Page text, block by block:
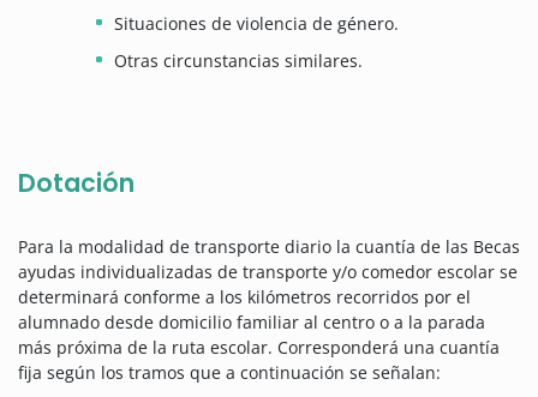
Situaciones de violencia de género.
Otras circunstancias similares.
Dotación
Para la modalidad de transporte diario la cuantía de las Becas
ayudas individualizadas de transporte y/o comedor escolar se
determinará conforme a los kilómetros recorridos por el
alumnado desde domicilio familiar al centro o a la parada
más próxima de la ruta escolar. Corresponderá una cuantía
fija según los tramos que a continuación se señalan: